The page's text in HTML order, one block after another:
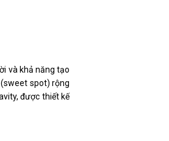
và khả năng tạo
spot) rộng
được thiết kế